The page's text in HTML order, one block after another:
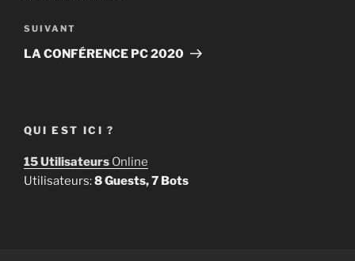
l’article
Article
suivant
SUIVANT
LA CONFÉRENCE PC 2020
QUI EST ICI ?
15 Utilisateurs Online
Utilisateurs:8 Guests, 7 Bots